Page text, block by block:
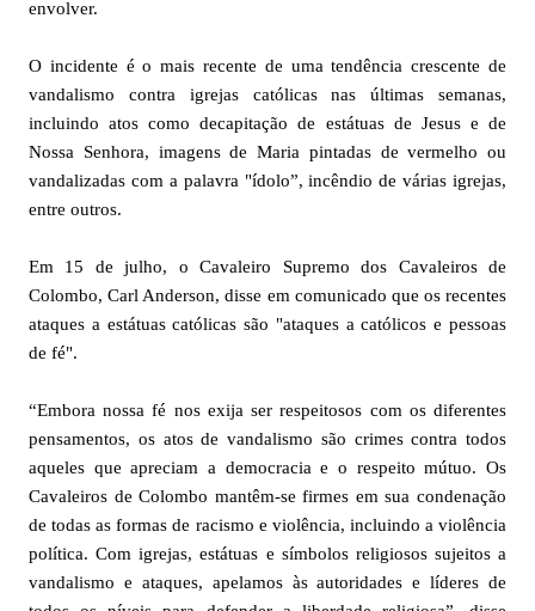
envolver.
O incidente é o mais recente de uma tendência crescente de
vandalismo contra igrejas católicas nas últimas semanas,
incluindo atos como decapitação de estátuas de Jesus e de
Nossa Senhora, imagens de Maria pintadas de vermelho ou
vandalizadas com a palavra "ídolo”, incêndio de várias igrejas,
entre outros.
Em 15 de julho, o Cavaleiro Supremo dos Cavaleiros de
Colombo, Carl Anderson, disse em comunicado que os recentes
ataques a estátuas católicas são "ataques a católicos e pessoas
de fé".
“Embora nossa fé nos exija ser respeitosos com os diferentes
pensamentos, os atos de vandalismo são crimes contra todos
aqueles que apreciam a democracia e o respeito mútuo. Os
Cavaleiros de Colombo mantêm-se firmes em sua condenação
de todas as formas de racismo e violência, incluindo a violência
política. Com igrejas, estátuas e símbolos religiosos sujeitos a
vandalismo e ataques, apelamos às autoridades e líderes de